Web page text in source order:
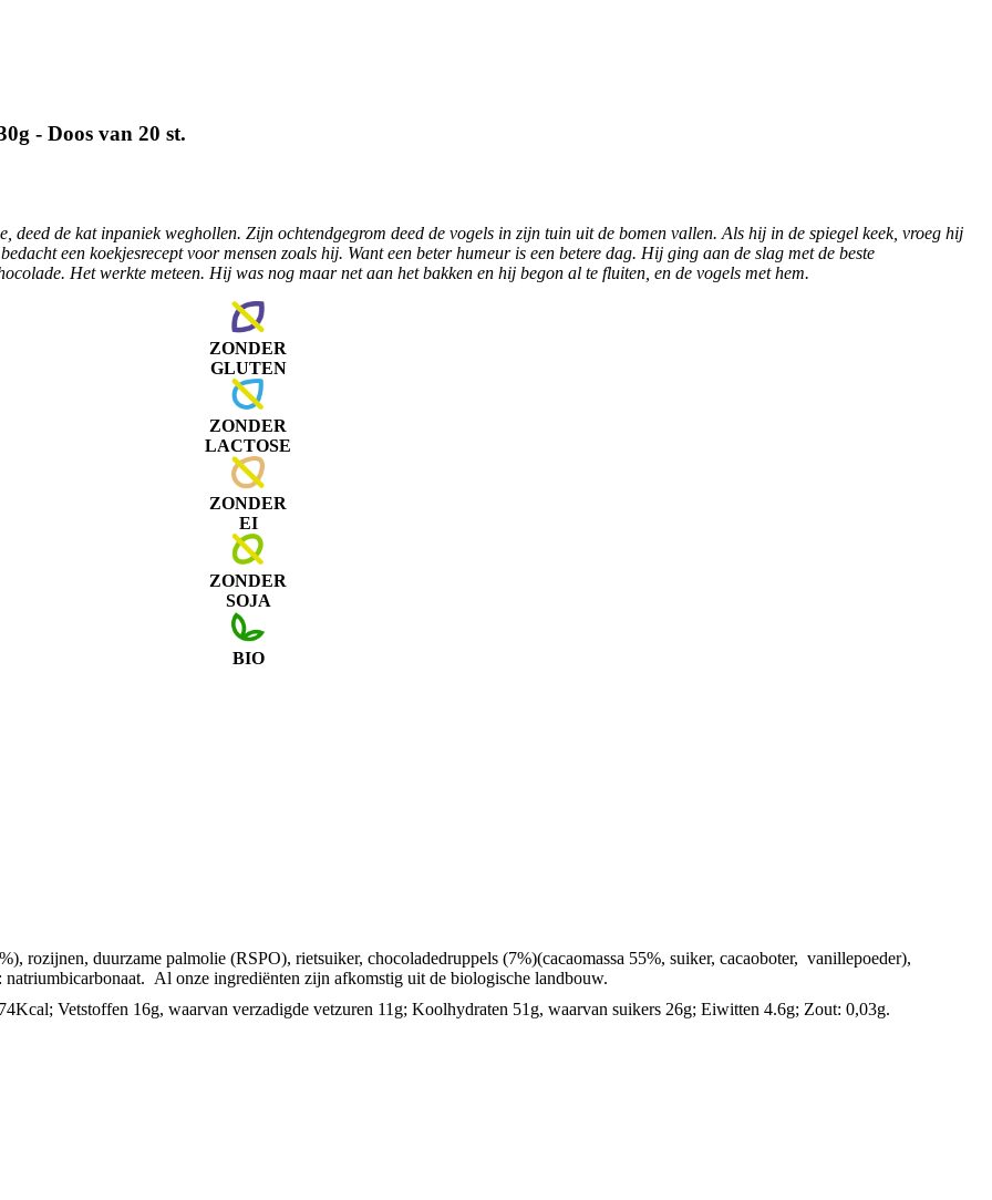
- Doos van 20 st.
deed de kat inpaniekweghollen. Zijn ochtendgegrom deed de vogels in zijn tuin uit de bomen vallen. Als hij in de spiegel keek, vroeg hij
een koekjesrecept voor mensen zoals hij. Want een beter humeur is een betere dag. Hij ging aan de slag met de beste
Het werkte meteen. Hij was nog maar net aan het bakken en hij begon al te fluiten, en de vogels met hem.
ZONDER
GLUTEN
ZONDER
LACTOSE
ZONDER
EI
ZONDER
SOJA
BIO
rozijnen, duurzame palmolie (RSPO), rietsuiker, chocoladedruppels (7%)(cacaomassa 55%, suiker, cacaoboter, vanillepoeder),
Al onze ingrediënten zijn afkomstig uit de biologische landbouw.
Vetstoffen 16g, waarvan verzadigde vetzuren 11g; Koolhydraten 51g, waarvan suikers 26g; Eiwitten 4.6g; Zout: 0,03g.